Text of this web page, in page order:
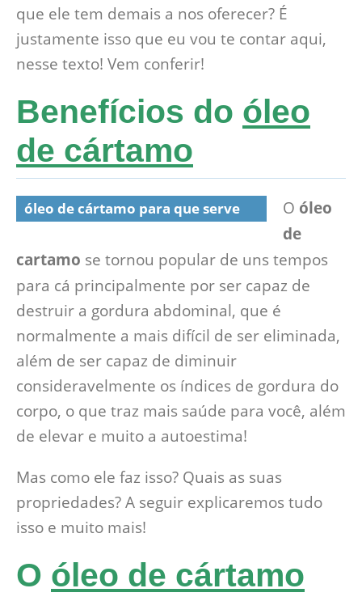
que ele tem demais a nos oferecer? É
justamente isso que eu vou te contar aqui,
nesse texto! Vem conferir!
Benefícios do óleo
de cártamo
óleo de cártamo para que serve O óleo
de
cartamo se tornou popular de uns tempos
para cá principalmente por ser capaz de
destruir a gordura abdominal, que é
normalmente a mais difícil de ser eliminada,
além de ser capaz de diminuir
consideravelmente os índices de gordura do
corpo, o que traz mais saúde para você, além
de elevar e muito a autoestima!
Mas como ele faz isso? Quais as suas
propriedades? A seguir explicaremos tudo
isso e muito mais!
O óleo de cártamo